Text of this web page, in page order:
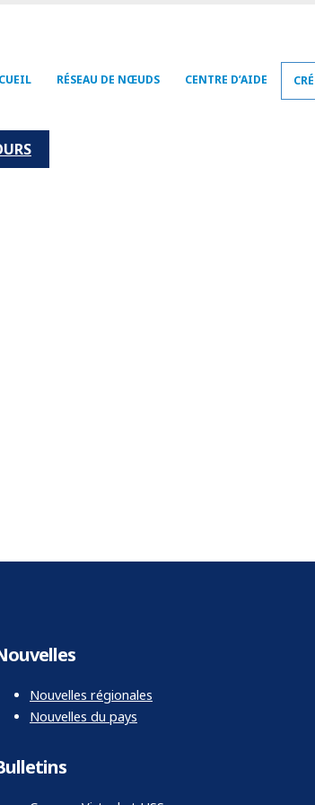
RÉSEAU DE NŒUDS CENTRE D’AIDE
Nouvelles régionales
Nouvelles du pays